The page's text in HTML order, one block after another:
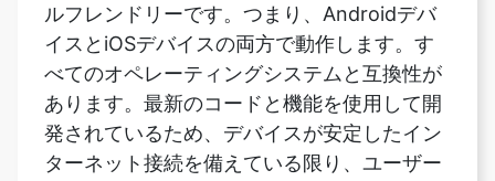
あります。最新のコードと機能を使用して開
発されているため、デバイスが安定したイン
ターネット接続を備えている限り、ユーザー
はMAC OS、Windows、Ubuntuなど、どの
オペレーティングシステムでもユーザーが送
信した画像を圧縮できます。その秘密は、イ